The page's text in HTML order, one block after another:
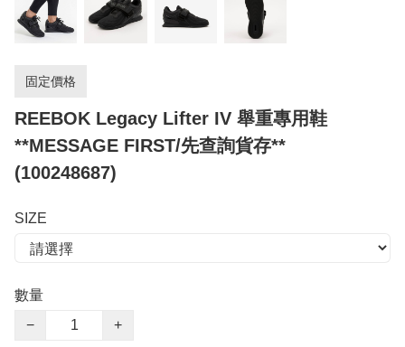
固定價格
REEBOK Legacy Lifter IV 舉重專用鞋
**MESSAGE FIRST/先查詢貨存**
(100248687)
SIZE
數量
−
+